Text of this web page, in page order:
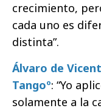
crecimiento,
cada uno es
distinta”.
Álvaro de
Tangoº: “Yo
solamente a la